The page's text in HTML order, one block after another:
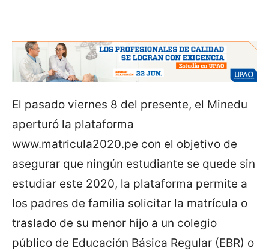
El pasado viernes 8 del presente, el Minedu
aperturó la plataforma
www.matricula2020.pe con el objetivo de
asegurar que ningún estudiante se quede sin
estudiar este 2020, la plataforma permite a
los padres de familia solicitar la matrícula o
traslado de su menor hijo a un colegio
público de Educación Básica Regular (EBR) o